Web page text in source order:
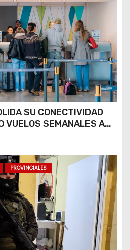
SU CONECTIVIDAD
VUELOS SEMANALES A
PROVINCIALES